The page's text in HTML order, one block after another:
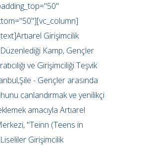
Girişimcilik
Kamp, Gençler
ve Girişimciliği Teşvik
- Gençler arasında
canlandırmak ve yenilikçi
amacıyla Artıarel
"Teinn (Teens in
Girişimcilik